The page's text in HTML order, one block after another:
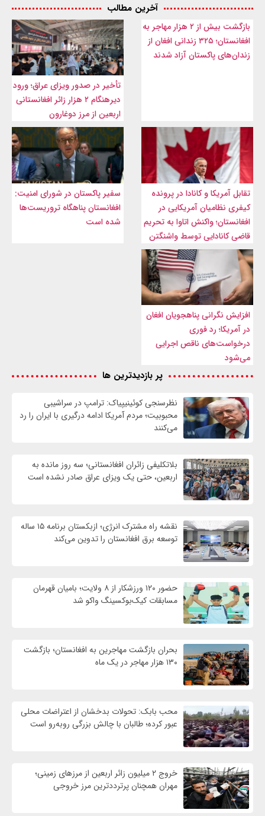
آخرین مطالب
بازگشت بیش از ۲ هزار مهاجر به
افغانستان؛ ۳۲۵ زندانی افغان از
زندان‌های پاکستان آزاد شدند
تأخیر در صدور ویزای عراق؛ ورود
دیرهنگام ۲ هزار زائر افغانستانی
اربعین از مرز دوغارون
تقابل آمریکا و کانادا در پرونده
کیفری نظامیان آمریکایی در
افغانستان؛ واکنش اتاوا به تحریم
قاضی کانادایی توسط واشنگتن
سفیر پاکستان در شورای امنیت:
افغانستان پناهگاه تروریست‌ها
شده است
افزایش نگرانی پناهجویان افغان
در آمریکا؛ رد فوری
درخواست‌های ناقص اجرایی
می‌شود
پر بازدیدترین ها
نظرسنجی کوئینیپیاک: ترامپ در سراشیبی
محبوبیت؛ مردم آمریکا ادامه درگیری با ایران را رد
می‌کنند
بلاتکلیفی زائران افغانستانی؛ سه روز مانده به
اربعین، حتی یک ویزای عراق صادر نشده است
نقشه راه مشترک انرژی؛ ازبکستان برنامه ۱۵ ساله
توسعه برق افغانستان را تدوین می‌کند
حضور ۱۲۰ ورزشکار از ۸ ولایت؛ بامیان قهرمان
مسابقات کیک‌بوکسینگ واکو شد
بحران بازگشت مهاجرین به افغانستان؛ بازگشت
۱۳۰ هزار مهاجر در یک ماه
محب بابک: تحولات بدخشان از اعتراضات محلی
عبور کرده؛ طالبان با چالش بزرگی روبه‌رو است
خروج ۲ میلیون زائر اربعین از مرزهای زمینی؛
مهران همچنان پرترددترین مرز خروجی